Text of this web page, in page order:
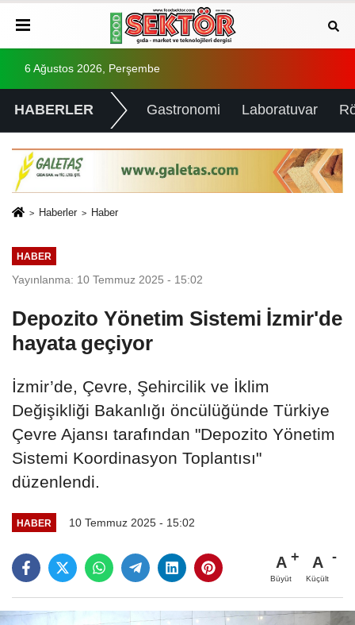
6 Ağustos 2026, Perşembe
HABERLER Gastronomi Laboratuvar
Haberler Haber
HABER
Yayınlanma: 10 Temmuz 2025 - 15:02
Depozito Yönetim Sistemi İzmir'de
hayata geçiyor
İzmir’de, Çevre, Şehircilik ve İklim
Değişikliği Bakanlığı öncülüğünde Türkiye
Çevre Ajansı tarafından "Depozito Yönetim
Sistemi Koordinasyon Toplantısı"
düzenlendi.
HABER 10 Temmuz 2025 - 15:02
A
Büyüt
A
Küçült